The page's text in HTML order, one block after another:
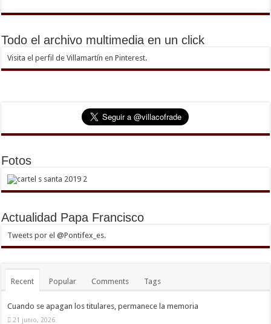
Todo el archivo multimedia en un click
Visita el perfil de Villamartín en Pinterest.
Fotos
Actualidad Papa Francisco
Tweets por el @Pontifex_es.
Recent Popular Comments Tags
Cuando se apagan los titulares, permanece la memoria
21 junio, 2026